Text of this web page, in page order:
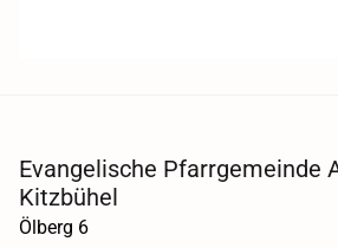
Evangelische Pfarrgemeinde
Kitzbühel
Ölberg 6